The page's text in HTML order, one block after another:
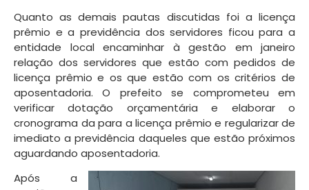
Quanto as demais pautas discutidas foi a licença
prêmio e a previdência dos servidores ficou para a
entidade local encaminhar à gestão em janeiro
relação dos servidores que estão com pedidos de
licença prêmio e os que estão com os critérios de
aposentadoria. O prefeito se comprometeu em
verificar dotação orçamentária e elaborar o
cronograma da para a licença prêmio e regularizar de
imediato a previdência daqueles que estão próximos
aguardando aposentadoria.
Após a